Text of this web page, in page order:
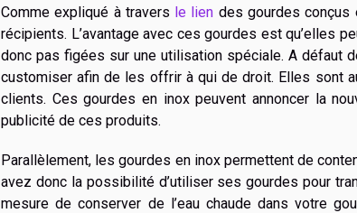
Comme expliqué à travers le lien des gourdes conçus
récipients. L’avantage avec ces gourdes est qu’elles
donc pas figées sur une utilisation spéciale. A défaut
customiser afin de les offrir à qui de droit. Elles sont
clients. Ces gourdes en inox peuvent annoncer la
publicité de ces produits.
Parallèlement, les gourdes en inox permettent de
avez donc la possibilité d’utiliser ses gourdes pour
mesure de conserver de l’eau chaude dans votre